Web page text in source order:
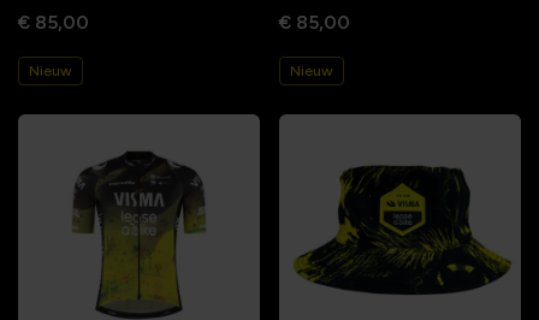
€ 85,00
Nieuw
€ 85,00
Nieuw